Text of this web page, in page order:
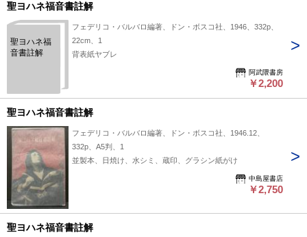
聖ヨハネ福音書註解
聖ヨハネ福
音書註解
フェデリコ・バルバロ編著、ドン・ボスコ社、1946、332p、
22cm、1
背表紙ヤブレ
阿武隈書房
￥2,200
聖ヨハネ福音書註解
フェデリコ・バルバロ編著、ドン・ボスコ社、1946.12、
332p、A5判、1
並製本、日焼け、水シミ、蔵印、グラシン紙がけ
中島屋書店
￥2,750
聖ヨハネ福音書註解